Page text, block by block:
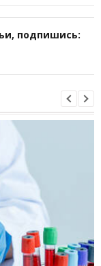
подпишись: